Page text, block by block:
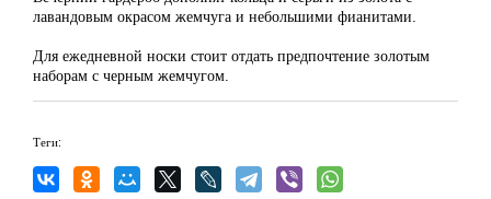
лавандовым окрасом жемчуга и небольшими фианитами.
Для ежедневной носки стоит отдать предпочтение золотым
наборам с черным жемчугом.
Теги: